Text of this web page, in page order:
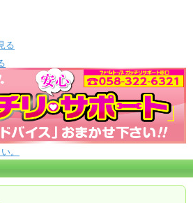
る
。